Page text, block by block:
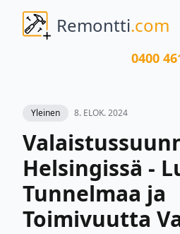
Remontti.com
0400
Yleinen 8. ELOK. 2024
Helsingissä -
Tunnelmaa ja
Toimivuutta